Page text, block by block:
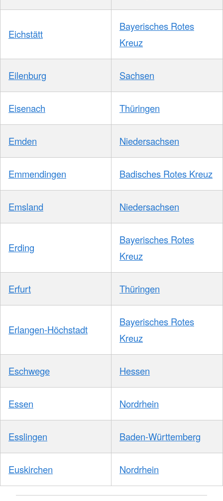
Eichstätt
Bayerisches Rotes
Kreuz
Eilenburg Sachsen
Eisenach Thüringen
Emden Niedersachsen
Emmendingen Badisches Rotes Kreuz
Emsland Niedersachsen
Erding
Bayerisches Rotes
Kreuz
Erfurt Thüringen
Erlangen-Höchstadt
Bayerisches Rotes
Kreuz
Eschwege Hessen
Essen Nordrhein
Esslingen Baden-Württemberg
Euskirchen Nordrhein